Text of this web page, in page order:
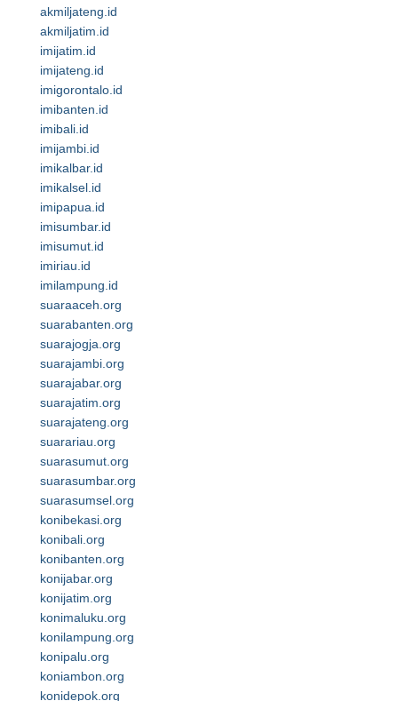
akmiljateng.id
akmiljatim.id
imijatim.id
imijateng.id
imigorontalo.id
imibanten.id
imibali.id
imijambi.id
imikalbar.id
imikalsel.id
imipapua.id
imisumbar.id
imisumut.id
imiriau.id
imilampung.id
suaraaceh.org
suarabanten.org
suarajogja.org
suarajambi.org
suarajabar.org
suarajatim.org
suarajateng.org
suarariau.org
suarasumut.org
suarasumbar.org
suarasumsel.org
konibekasi.org
konibali.org
konibanten.org
konijabar.org
konijatim.org
konimaluku.org
konilampung.org
konipalu.org
koniambon.org
konidepok.org